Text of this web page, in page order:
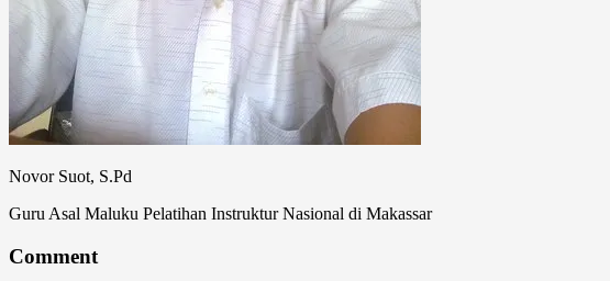
Novor Suot, S.Pd
Guru Asal Maluku Pelatihan Instruktur Nasional di Makassar
Comment